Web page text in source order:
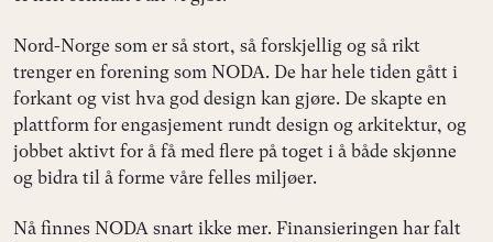
Nord-Norge som er så stort, så forskjellig og så rikt
trenger en forening som NODA. De har hele tiden gått i
forkant og vist hva god design kan gjøre. De skapte en
plattform for engasjement rundt design og arkitektur, og
jobbet aktivt for å få med flere på toget i å både skjønne
og bidra til å forme våre felles miljøer.
Nå finnes NODA snart ikke mer. Finansieringen har falt